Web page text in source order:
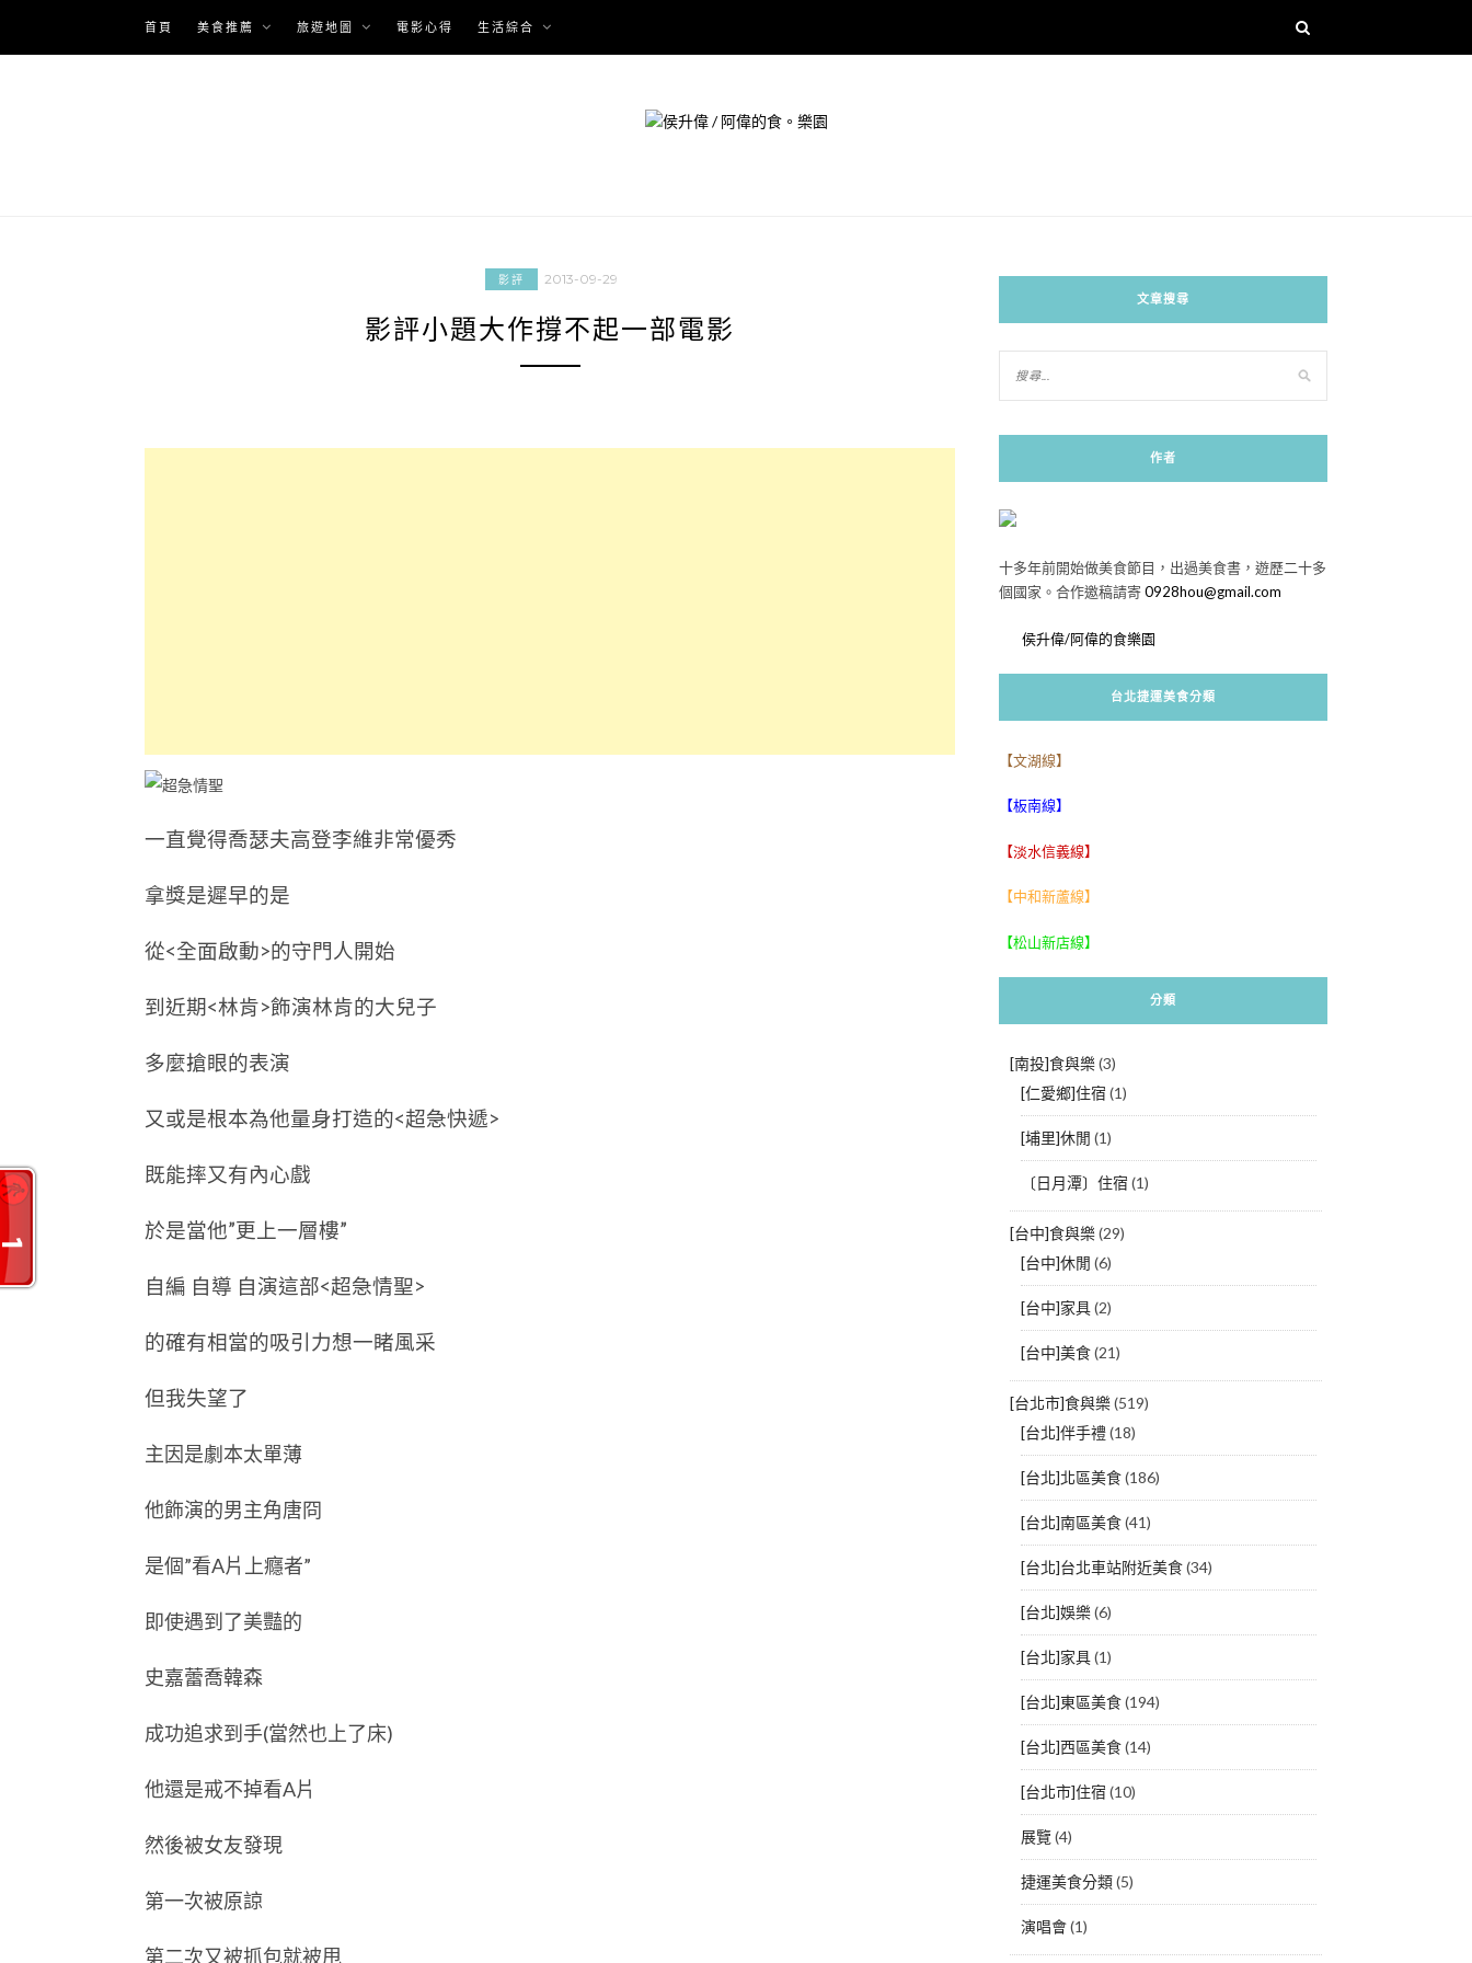
content
首頁 美食推薦 旅遊地圖 電影心得 生活綜合
影評 2013-09-29
影評小題大作撐不起一部電影
一直覺得喬瑟夫高登李維非常優秀
拿獎是遲早的是
從<全面啟動>的守門人開始
到近期<林肯>飾演林肯的大兒子
多麼搶眼的表演
又或是根本為他量身打造的<超急快遞>
既能摔又有內心戲
於是當他”更上一層樓”
自編 自導 自演這部<超急情聖>
的確有相當的吸引力想一睹風采
但我失望了
主因是劇本太單薄
他飾演的男主角唐冏
是個”看A片上癮者”
即使遇到了美豔的
史嘉蕾喬韓森
成功追求到手(當然也上了床)
他還是戒不掉看A片
然後被女友發現
第一次被原諒
第二次又被抓包就被甩
文章搜尋
作者
十多年前開始做美食節目，出過美食書，遊歷二十多
個國家。合作邀稿請寄0928hou@gmail.com
侯升偉/阿偉的食樂園
台北捷運美食分類
【文湖線】
【板南線】
【淡水信義線】
【中和新蘆線】
【松山新店線】
分類
[南投]食與樂(3)
[仁愛鄉]住宿 (1)
[埔里]休閒 (1)
〔日月潭〕住宿 (1)
[台中]食與樂(29)
[台中]休閒 (6)
[台中]家具(2)
[台中]美食(21)
[台北市]食與樂(519)
[台北]伴手禮(18)
[台北]北區美食(186)
[台北]南區美食(41)
[台北]台北車站附近美食(34)
[台北]娛樂(6)
[台北]家具(1)
[台北]東區美食(194)
[台北]西區美食(14)
[台北市]住宿 (10)
展覽(4)
捷運美食分類(5)
演唱會(1)